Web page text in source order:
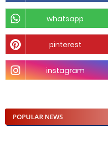
whatsapp
pinterest
instagram
POPULAR NEWS